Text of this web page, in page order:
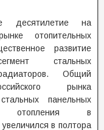
десятилетие на
отопительных
развитие
стальных
Общий
рынка
панельных
отопления в
в полтора